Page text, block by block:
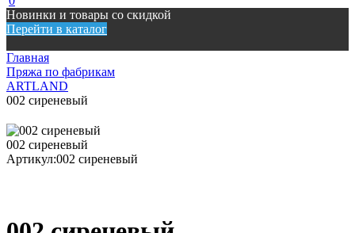
Новинки и товары со скидкой
Перейти в каталог
Главная
Пряжа по фабрикам
ARTLAND
002 сиреневый
002 сиреневый
Артикул:002 сиреневый